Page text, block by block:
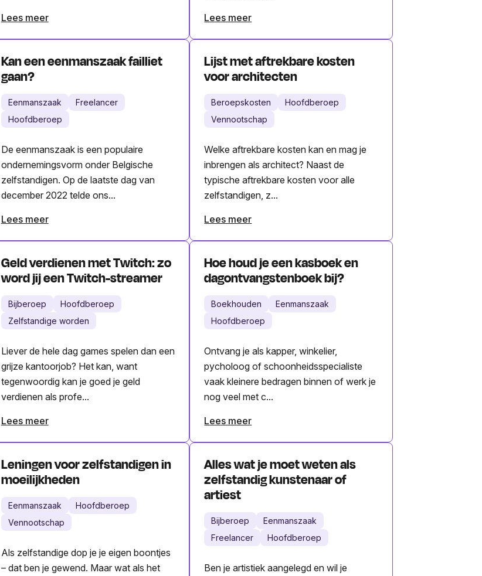
Lees meer Lees meer
Kan een eenmanszaak failliet
gaan?
Eenmanszaak
Freelancer
Hoofdberoep
De eenmanszaak is een populaire
ondernemingsvorm onder Belgische
zelfstandigen. Op de laatste dag van
december 2022 telde ons...
Lees meer
Lijst met aftrekbare kosten
voor architecten
Beroepskosten
Hoofdberoep
Vennootschap
Welke aftrekbare kosten kan en mag je
inbrengen als architect? Naast de
typische aftrekbare kosten voor alle
zelfstandigen, z...
Lees meer
Geld verdienen met Twitch: zo
word jij een Twitch-streamer
Bijberoep
Hoofdberoep
Zelfstandige worden
Liever de hele dag games spelen dan een
grijze kantoorjob? Het kan, want
tegenwoordig kan je goed je geld
verdienen als profe...
Lees meer
Hoe houd je een kasboek en
dagontvangstenboek bij?
Boekhouden
Eenmanszaak
Hoofdberoep
Ontvang je als kapper, winkelier,
pycholoog of schoonheidsspecialiste
vaak kleinere bedragen binnen of werk je
nog veel met c...
Lees meer
Leningen voor zelfstandigen in
moeilijkheden
Eenmanszaak
Hoofdberoep
Vennootschap
Als zelfstandige dop je je eigen boontjes
– dat ben je gewend. Maar wat als het
Alles wat je moet weten als
zelfstandig kunstenaar of
artiest
Bijberoep
Eenmanszaak
Freelancer
Hoofdberoep
Ben je artistiek aangelegd en wil je